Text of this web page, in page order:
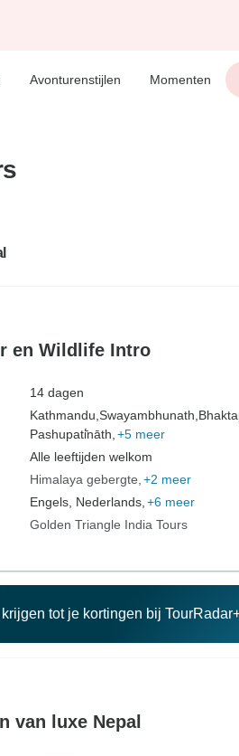
Avonturenstijlen Momenten
en Wildlife Intro
14 dagen
Kathmandu, Swayambhunath,
Pashupati̇̄nāth, +5 meer
Alle leeftijden welkom
Himalaya gebergte +2 meer
Engels, Nederlands, +6 meer
Golden Triangle India Tours
tot je kortingen bij
van luxe Nepal